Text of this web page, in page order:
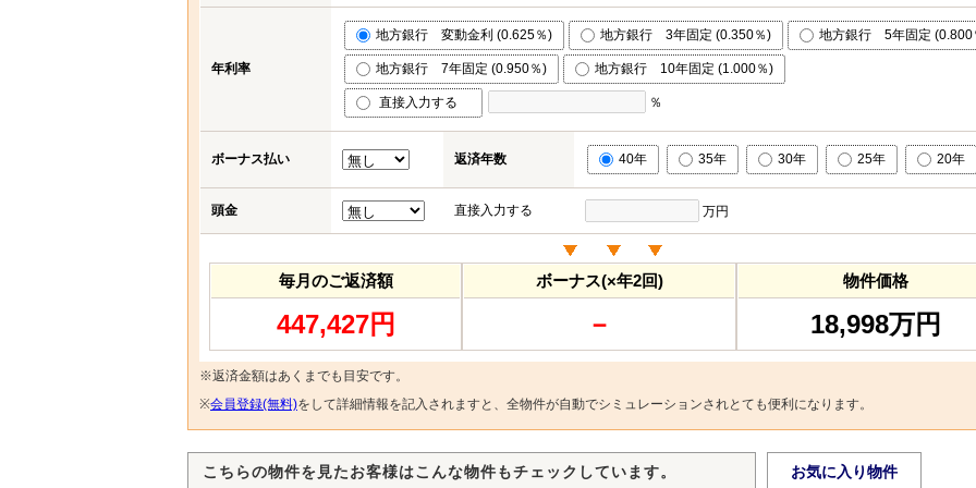
年利率
地方銀行 変動金利 (0.625％) 地方銀行 3年固定 (0.350％) 地方銀行 5年固定 (0.800
地方銀行 7年固定 (0.950％) 地方銀行 10年固定 (1.000％)
直接入力する ％
ボーナス払い 返済年数 40年 35年 30年 25年 20年
頭金 直接入力する 万円
毎月のご返済額
447,427円
ボーナス(×年2回)
－
物件価格
18,998万円
※返済金額はあくまでも目安です。
※会員登録(無料)をして詳細情報を記入されますと、全物件が自動でシミュレーションされとても便利になります。
こちらの物件を見たお客様はこんな物件もチェックしています。 お気に入り物件